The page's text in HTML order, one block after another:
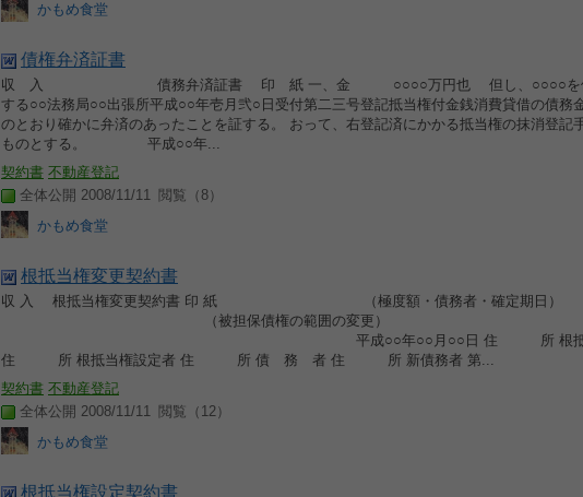
かもめ食堂
債権弁済証書
収 入 債務弁済証書 印 紙 一、金 ○○○○万円也 但し、○○○○を債
する○○法務局○○出張所平成○○年壱月弐○日受付第二三号登記抵当権付金銭消費貸借の債
のとおり確かに弁済のあったことを証する。 おって、右登記済にかかる抵当権の抹消登記
ものとする。 平成○○年...
契約書 不動産登記
全体公開 2008/11/11 閲覧（8）
かもめ食堂
根抵当権変更契約書
収 入 根抵当権変更契約書 印 紙 （極度額・債務者・確定期日）
（被担保債権の範囲の変更）
平成○○年○○月○○日 住 所 根抵当
住 所 根抵当権設定者 住 所 債 務 者 住 所 新債務者 第...
契約書 不動産登記
全体公開 2008/11/11 閲覧（12）
かもめ食堂
根抵当権設定契約書